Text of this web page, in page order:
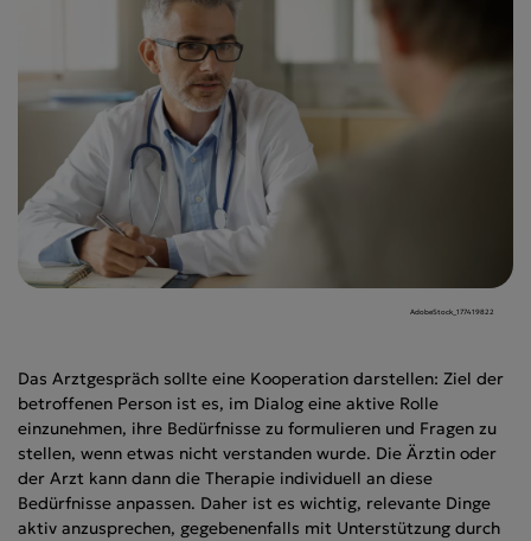
AdobeStock_177419822
Das Arztgespräch sollte eine Kooperation darstellen: Ziel der
betroffenen Person ist es, im Dialog eine aktive Rolle
einzunehmen, ihre Bedürfnisse zu formulieren und Fragen zu
stellen, wenn etwas nicht verstanden wurde. Die Ärztin oder
der Arzt kann dann die Therapie individuell an diese
Bedürfnisse anpassen. Daher ist es wichtig, relevante Dinge
aktiv anzusprechen, gegebenenfalls mit Unterstützung durch